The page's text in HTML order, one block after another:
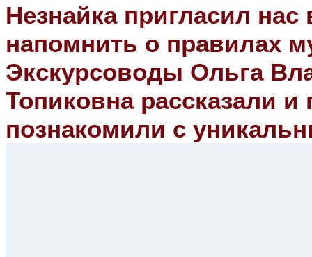
Незнайка пригласил
напомнить о правилах
Экскурсоводы Ольга
Топиковна рассказали
познакомили с